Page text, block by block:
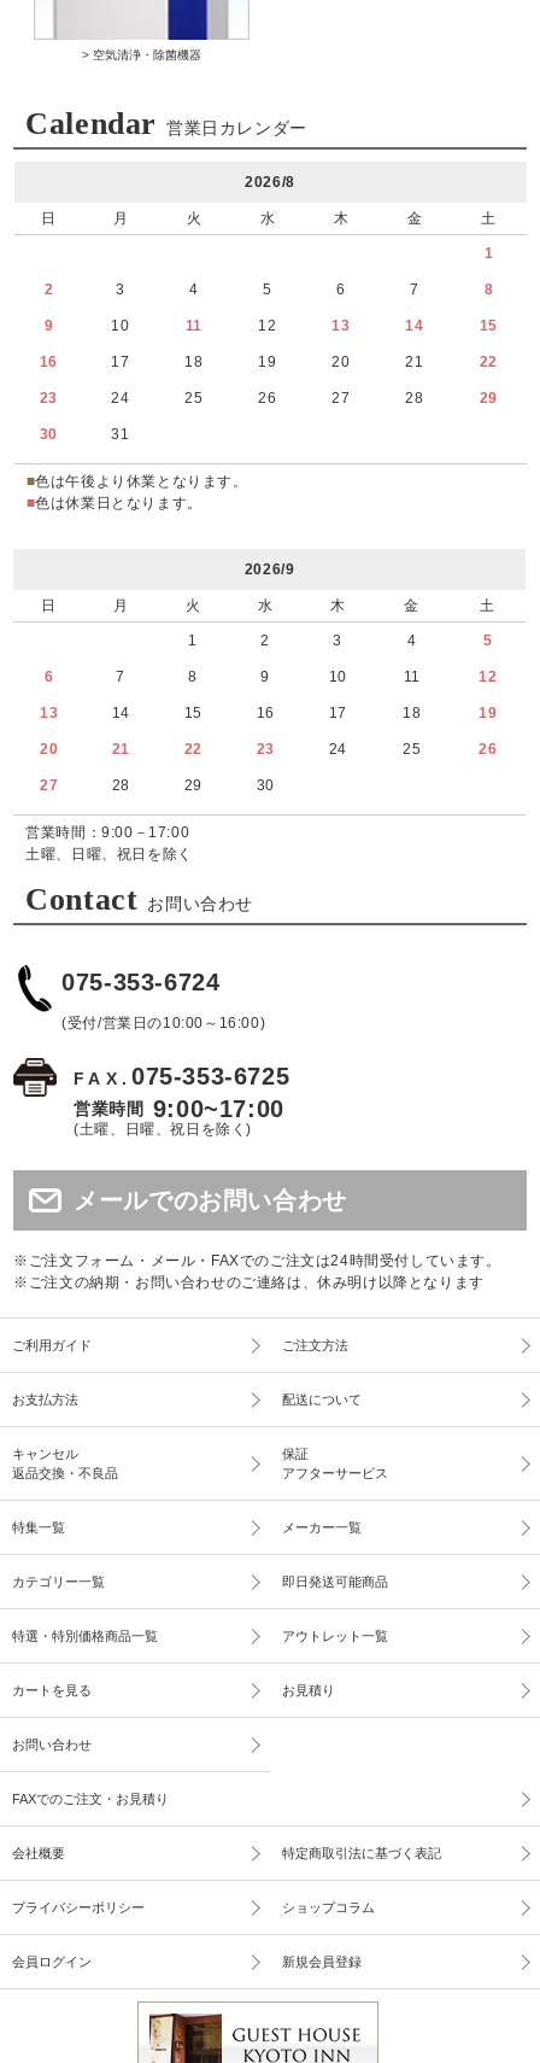
> 空気清浄・除菌機器
Calendar 営業日カレンダー
2026/8
日 月 火 水 木 金 土
1
2 3 4 5 6 7 8
9 10 11 12 13 14 15
16 17 18 19 20 21 22
23 24 25 26 27 28 29
30 31
■色は午後より休業となります。
■色は休業日となります。
2026/9
日 月 火 水 木 金 土
1 2 3 4 5
6 7 8 9 10 11 12
13 14 15 16 17 18 19
20 21 22 23 24 25 26
27 28 29 30
営業時間：9:00－17:00
土曜、日曜、祝日を除く
Contact お問い合わせ
075-353-6724
(受付/営業日の10:00～16:00)
FAX.075-353-6725
営業時間 9:00~17:00
(土曜、日曜、祝日を除く)
メールでのお問い合わせ
※ご注文フォーム・メール・FAXでのご注文は24時間受付しています。
※ご注文の納期・お問い合わせのご連絡は、休み明け以降となります
ご利用ガイド ご注文方法
お支払方法 配送について
キャンセル
返品交換・不良品
保証
アフターサービス
特集一覧 メーカー一覧
カテゴリー一覧 即日発送可能商品
特選・特別価格商品一覧 アウトレット一覧
カートを見る お見積り
お問い合わせ
FAXでのご注文・お見積り
会社概要 特定商取引法に基づく表記
プライバシーポリシー ショップコラム
会員ログイン 新規会員登録